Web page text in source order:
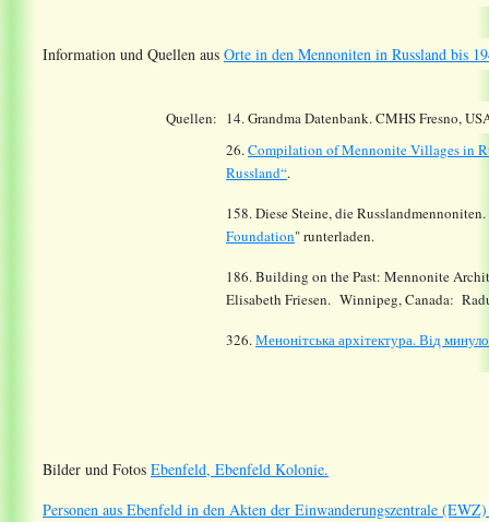
Information und Quellen aus Orte in den Mennoniten in Russland bis
Quellen: 14.Grandma Datenbank. CMHS Fresno,
26.Compilation of Mennonite Villages in
Russland“.
158. Diese Steine, die
Foundation" runterladen.
186. Building on the Past: Mennonite
Elisabeth Friesen. Winnipeg, Canada:
326.Менонiтська архiтектура. Вiд
Bilder und Fotos Ebenfeld, Ebenfeld Kolonie.
Personen aus Ebenfeld in den Akten der Einwanderungszentrale